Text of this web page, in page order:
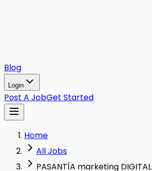
Blog
Login
Post A JobGet Started
Home
All Jobs
PASANTÍA marketing DIGITAL